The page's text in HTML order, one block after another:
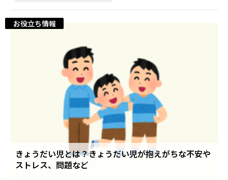
お役立ち情報
きょうだい児とは？きょうだい児が抱えがちな不安や
ストレス、問題など